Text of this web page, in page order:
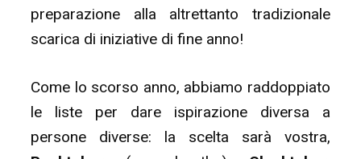
preparazione alla altrettanto tradizionale
scarica di iniziative di fine anno!
Come lo scorso anno, abbiamo raddoppiato
le liste per dare ispirazione diversa a
persone diverse: la scelta sarà vostra,